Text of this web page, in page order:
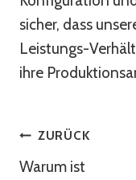
sicher, dass
Leistungs-
ihre
ZURÜCK
Warum ist